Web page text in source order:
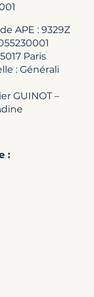
APE : 9329Z
Paris
: Générali
GUINOT –
: